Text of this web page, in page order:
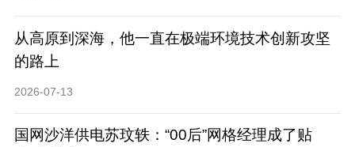
从高原到深海，他一直在极端环境技术创新攻坚
的路上
2026-07-13
国网沙洋供电苏玟轶：“00后”网格经理成了贴